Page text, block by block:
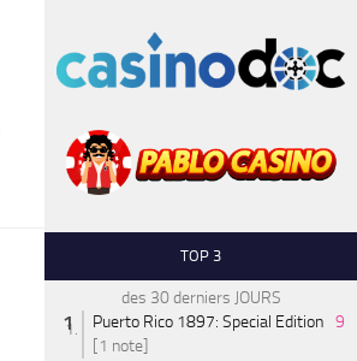
TOP 3
des 30 derniers JOURS
Puerto Rico 1897: Special Edition
[1 note]
9